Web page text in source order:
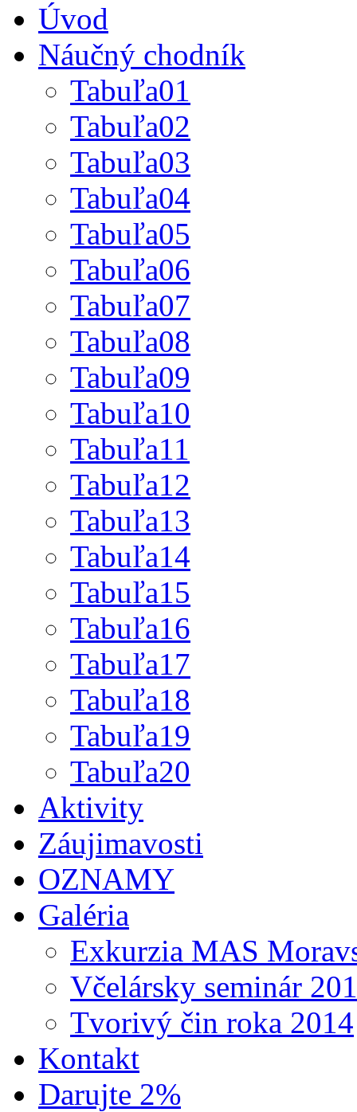
Úvod
Náučný chodník
Tabuľa01
Tabuľa02
Tabuľa03
Tabuľa04
Tabuľa05
Tabuľa06
Tabuľa07
Tabuľa08
Tabuľa09
Tabuľa10
Tabuľa11
Tabuľa12
Tabuľa13
Tabuľa14
Tabuľa15
Tabuľa16
Tabuľa17
Tabuľa18
Tabuľa19
Tabuľa20
Aktivity
Záujimavosti
OZNAMY
Galéria
Exkurzia MAS
Včelársky seminár
Tvorivý čin roka 2014
Kontakt
Darujte 2%